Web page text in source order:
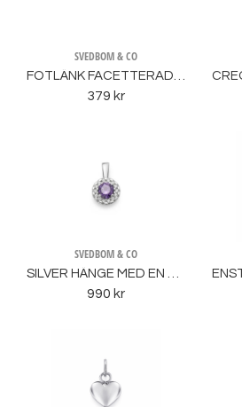
SVEDBOM & CO
FOTLÄNK FACETTERAD KUL LÄNK
379 kr
SVEDBOM & CO
SILVER HÄNGE MED EN LILA STEN OCH CZ
990 kr